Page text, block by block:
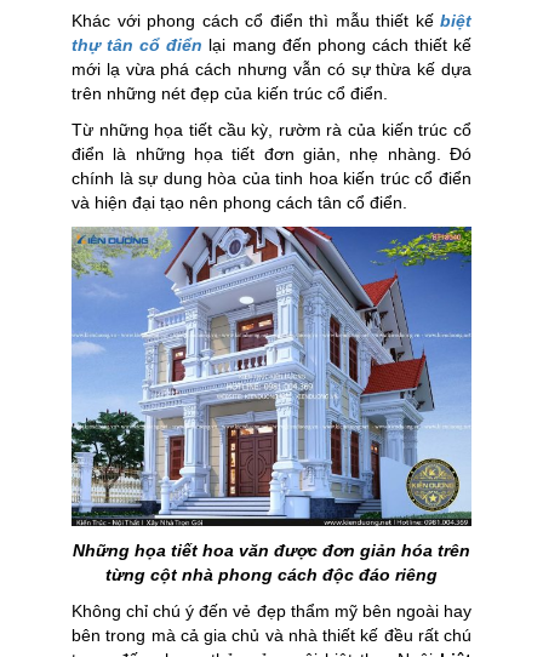
Khác với phong cách cổ điển thì mẫu thiết kế biệt
thự tân cổ điển lại mang đến phong cách thiết kế
mới lạ vừa phá cách nhưng vẫn có sự thừa kế dựa
trên những nét đẹp của kiến trúc cổ điển.
Từ những họa tiết cầu kỳ, rườm rà của kiến trúc cổ
điển là những họa tiết đơn giản, nhẹ nhàng. Đó
chính là sự dung hòa của tinh hoa kiến trúc cổ điển
và hiện đại tạo nên phong cách tân cổ điển.
Những họa tiết hoa văn được đơn giản hóa trên
từng cột nhà phong cách độc đáo riêng
Không chỉ chú ý đến vẻ đẹp thẩm mỹ bên ngoài hay
bên trong mà cả gia chủ và nhà thiết kế đều rất chú